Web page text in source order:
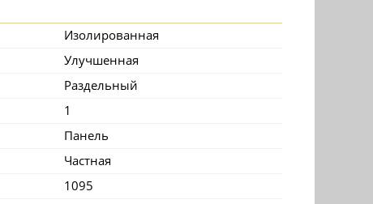
Изолированная
Улучшенная
Раздельный
1
Панель
Частная
1095